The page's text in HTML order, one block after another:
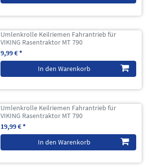
Umlenkrolle Keilriemen Fahrantrieb für
VIKING Rasentraktor MT 790
9,99 € *
In den Warenkorb
Umlenkrolle Keilriemen Fahrantrieb für
VIKING Rasentraktor MT 790
19,99 € *
In den Warenkorb